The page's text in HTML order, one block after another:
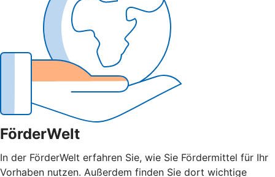
FörderWelt
In der FörderWelt erfahren Sie, wie Sie Fördermittel für Ihr
Vorhaben nutzen. Außerdem finden Sie dort wichtige